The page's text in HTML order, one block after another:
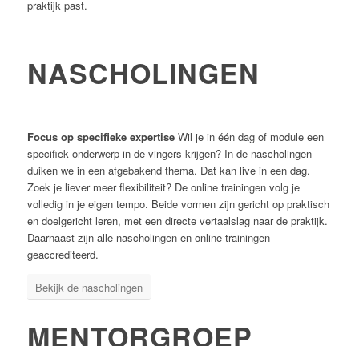
praktijk past.
NASCHOLINGEN
Focus op specifieke expertiseWil je in één dag of module een
specifiek onderwerp in de vingers krijgen? In de nascholingen
duiken we in een afgebakend thema. Dat kan live in een dag.
Zoek je liever meer flexibiliteit? De online trainingen volg je
volledig in je eigen tempo. Beide vormen zijn gericht op praktisch
en doelgericht leren, met een directe vertaalslag naar de praktijk.
Daarnaast zijn alle nascholingen en online trainingen
geaccrediteerd.
Bekijk de nascholingen
MENTORGROEP